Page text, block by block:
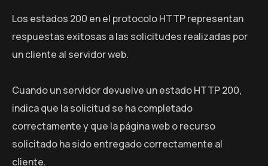
Los estados 200 en el protocolo HTTP representan
respuestas exitosas a las solicitudes realizadas por
un cliente al servidor web.
Cuando un servidor devuelve un estado HTTP 200,
indica que la solicitud se ha completado
correctamente y que la página web o recurso
solicitado ha sido entregado correctamente al
cliente.